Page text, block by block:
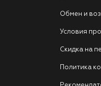
Обмен и
Условия
Скидка на
Политика